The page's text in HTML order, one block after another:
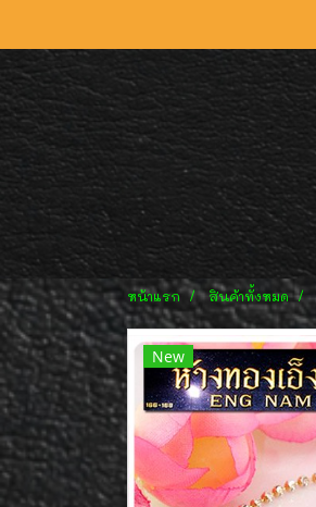
หน้าแรก สินค้าทั้งหมด
New